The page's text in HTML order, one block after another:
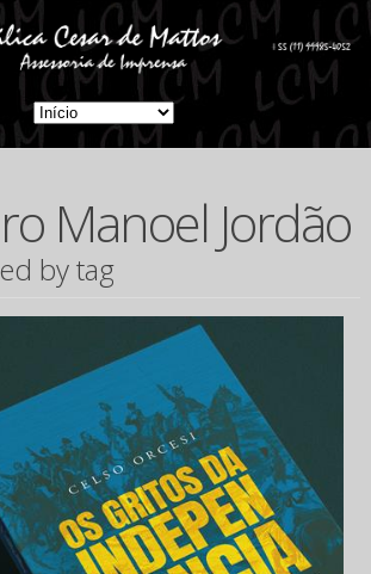
Manoel Jordão
by tag